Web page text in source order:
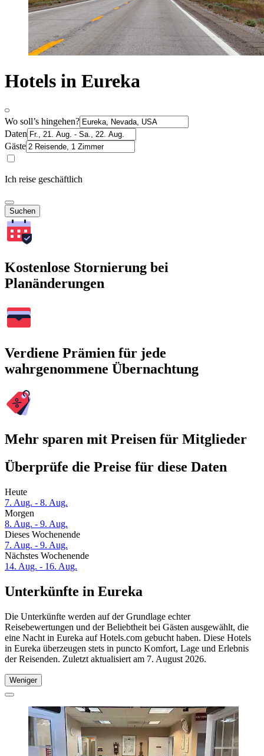
Hotels in Eureka
Wo soll’s hingehen?
Daten
Gäste
Ich reise geschäftlich
Suchen
Kostenlose Stornierung bei
Planänderungen
Verdiene Prämien für jede
wahrgenommene Übernachtung
Mehr sparen mit Preisen für Mitglieder
Überprüfe die Preise für diese Daten
Heute
7. Aug. - 8. Aug.
Morgen
8. Aug. - 9. Aug.
Dieses Wochenende
7. Aug. - 9. Aug.
Nächstes Wochenende
14. Aug. - 16. Aug.
Unterkünfte in Eureka
Die Unterkünfte werden auf der Grundlage echter
Reisebewertungen und der Beliebtheit bei Gästen ausgewählt, die
eine Nacht in Eureka auf Hotels.com gebucht haben. Diese Hotels
in Eureka überzeugen stets in puncto Komfort, Lage und Erlebnis
der Reisenden. Zuletzt aktualisiert am 7. August 2026.
Weniger